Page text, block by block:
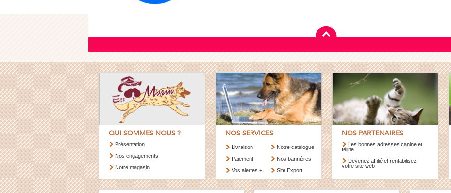
QUI SOMMES NOUS ?
Présentation
Nos engagements
Notre magasin
NOS SERVICES
Livraison
Paiement
Vos alertes +
Notre catalogue
Nos bannières
Site Export
NOS PARTENAIRES
Les bonnes adresses canine et
féline
Devenez affilié et rentabilisez
votre site web